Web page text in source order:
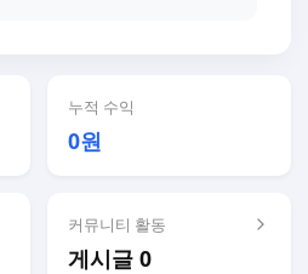
누적 수익
0원
커뮤니티 활동
게시글 0